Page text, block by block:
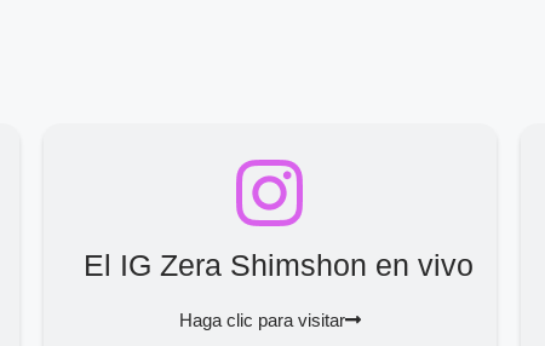
El IG Zera Shimshon en vivo
Haga clic para visitar